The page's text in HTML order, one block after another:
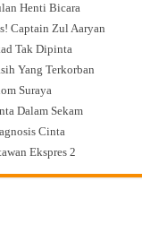
Henti Bicara
Captain Zul Aaryan
Tak Dipinta
Yang Terkorban
Suraya
Dalam Sekam
Cinta
Ekspres 2